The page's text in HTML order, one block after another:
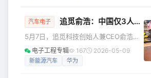
进行战略性整合，到2030年形成150万
50万辆，深蓝汽车100万辆。 我们先来
介绍一下这两大汽车品牌：阿维塔科技
成立于2018年，由长安汽车、华为、宁
汽车电子 追觅俞浩：中国仅3人懂汽车设计
5月7日，追觅科技创始人兼CEO俞浩在
其个人微博发布的一段视频言论，在汽
车圈和科技圈同时引发轩然大波。他在
电子工程专辑 167 2026-05-09
新能源汽车 华为